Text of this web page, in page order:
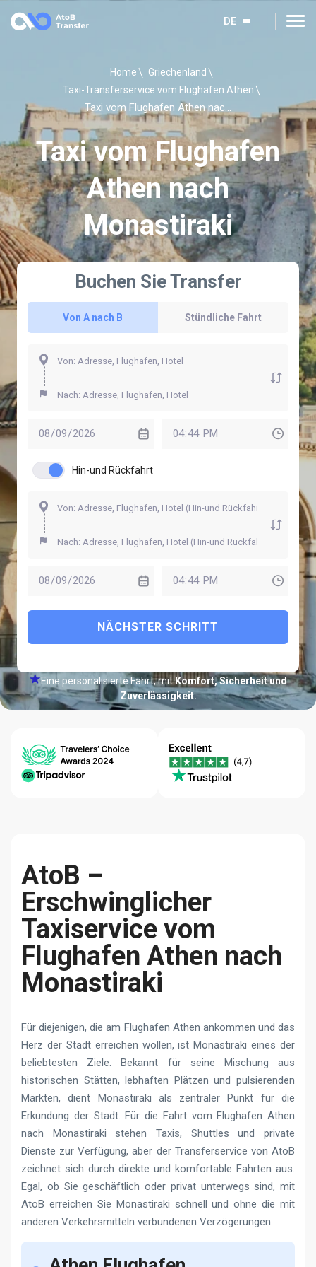
DE
Home
Griechenland
Taxi-Transferservice vom Flughafen Athen
Taxi vom Flughafen Athen nach Monastiraki
Taxi vom Flughafen
Athen nach
Monastiraki
Buchen Sie Transfer
Von A nach B Stündliche Fahrt
Hin-und Rückfahrt
NÄCHSTER SCHRITT
Eine personalisierte Fahrt, mitKomfort, Sicherheit und
Zuverlässigkeit.
Center
Garantie
AtoB –
Erschwinglicher
Taxiservice vom
Flughafen Athen nach
Monastiraki
Für diejenigen, die am Flughafen Athen ankommen und das
Herz der Stadt erreichen wollen, ist Monastiraki eines der
beliebtesten Ziele. Bekannt für seine Mischung aus
historischen Stätten, lebhaften Plätzen und pulsierenden
Märkten, dient Monastiraki als zentraler Punkt für die
Erkundung der Stadt. Für die Fahrt vom Flughafen Athen
nach Monastiraki stehen Taxis, Shuttles und private
Dienste zur Verfügung, aber der Transferservice von AtoB
zeichnet sich durch direkte und komfortable Fahrten aus.
Egal, ob Sie geschäftlich oder privat unterwegs sind, mit
AtoB erreichen Sie Monastiraki schnell und ohne die mit
anderen Verkehrsmitteln verbundenen Verzögerungen.